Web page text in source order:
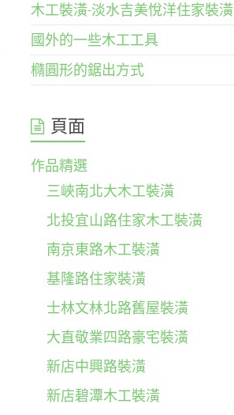
木工裝潢-淡水吉美悅洋住家裝潢
國外的一些木工工具
橢圓形的鋸出方式
頁面
作品精選
三峽南北大木工裝潢
北投宜山路住家木工裝潢
南京東路木工裝潢
基隆路住家裝潢
士林文林北路舊屋裝潢
大直敬業四路豪宅裝潢
新店中興路裝潢
新店碧潭木工裝潢